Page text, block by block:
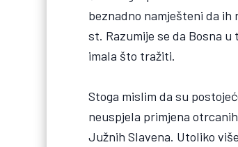
beznadno namješteni da
st. Razumije se da Bosna
imala što tražiti.
Stoga mislim da su
neuspjela primjena
Južnih Slavena. Utoliko